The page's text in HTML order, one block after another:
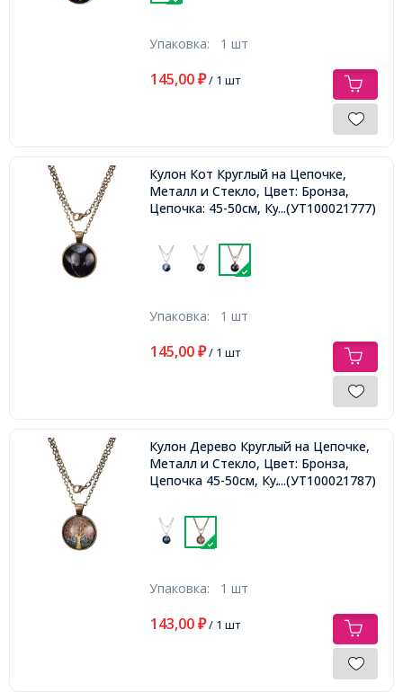
Упаковка: 1 шт
145,00 ₽/ 1 шт
Кулон Кот Круглый на Цепочке,
Металл и Стекло, Цвет: Бронза,
Цепочка: 45-50см, Кулон: 27мм,
...(УТ100021777)
Упаковка: 1 шт
145,00 ₽/ 1 шт
Кулон Дерево Круглый на Цепочке,
Металл и Стекло, Цвет: Бронза,
Цепочка 45-50см, Кулон 27мм,
...(УТ100021787)
Упаковка: 1 шт
143,00 ₽/ 1 шт